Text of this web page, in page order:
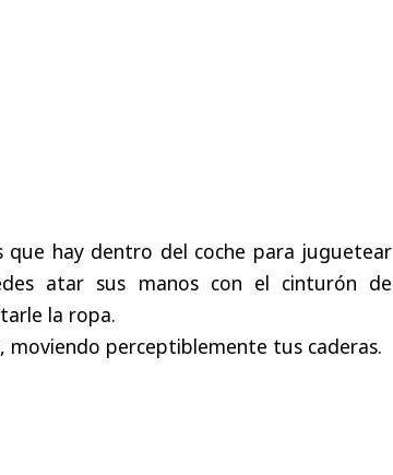
que hay dentro del coche para juguetear
atar sus manos con el cinturón de
la ropa.
perceptiblemente tus caderas.